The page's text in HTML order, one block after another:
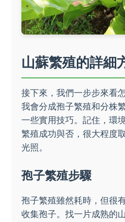
山蘇繁殖的詳細
接下來，我們一步步來看
我會分成孢子繁殖和分株
一些實用技巧。記住，環
繁殖成功與否，很大程度
光照。
孢子繁殖步驟
孢子繁殖雖然耗時，但很
收集孢子。找一片成熟的